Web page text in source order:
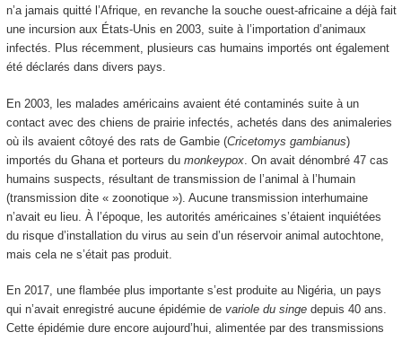
n’a jamais quitté l’Afrique, en revanche la souche ouest-africaine a déjà fait
une incursion aux États-Unis en 2003, suite à l’importation d’animaux
infectés. Plus récemment, plusieurs cas humains importés ont également
été déclarés dans divers pays.
En 2003, les malades américains avaient été contaminés suite à un
contact avec des chiens de prairie infectés, achetés dans des animaleries
où ils avaient côtoyé des rats de Gambie (Cricetomys gambianus)
importés du Ghana et porteurs du monkeypox. On avait dénombré 47 cas
humains suspects, résultant de transmission de l’animal à l’humain
(transmission dite « zoonotique »). Aucune transmission interhumaine
n’avait eu lieu. À l’époque, les autorités américaines s’étaient inquiétées
du risque d’installation du virus au sein d’un réservoir animal autochtone,
mais cela ne s’était pas produit.
En 2017, une flambée plus importante s’est produite au Nigéria, un pays
qui n’avait enregistré aucune épidémie de variole du singedepuis 40 ans.
Cette épidémie dure encore aujourd’hui, alimentée par des transmissions